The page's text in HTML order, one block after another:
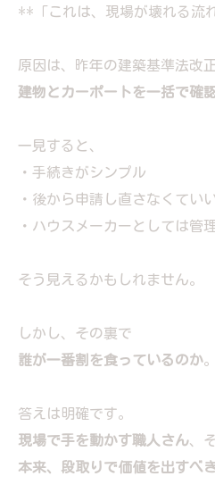
**「これは、現場が壊れる流
原因は、昨年の建築基準法改
建物とカーポートを一括で確
一見すると、
・手続きがシンプル
・後から申請し直さなくてい
・ハウスメーカーとしては管
そう見えるかもしれません。
しかし、その裏で
誰が一番割を食っているのか。
答えは明確です。
現場で手を動かす職人さん、
本来、段取りで価値を出すべ